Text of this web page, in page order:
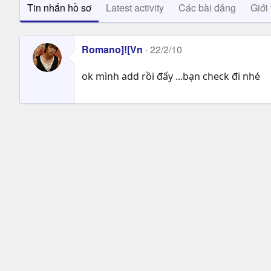
Tin nhắn hồ sơ Latest activity Các bài đăng Giới
Romano]![Vn 22/2/10
ok mình add rồi đấy ...bạn check đi nhé